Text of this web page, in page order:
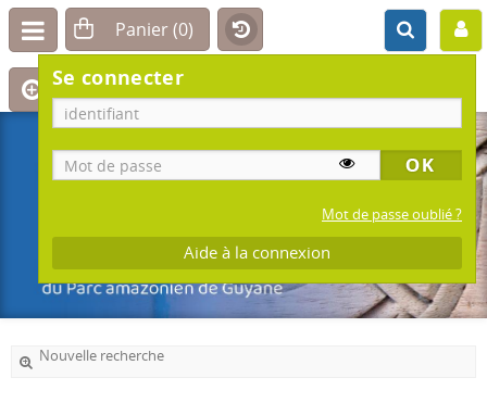
Se connecter
Mot de passe oublié ?
Aide à la connexion
Nouvelle recherche